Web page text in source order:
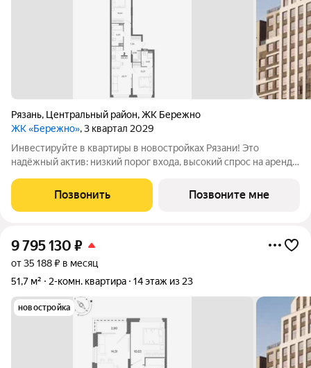
Рязань, Центральный район,ЖК Бережно
ЖК «Бережно», 3 квартал 2029
Инвестируйте в квартиры в новостройках Рязани! Это
надёжный актив: низкий порог входа, высокий спрос на аренду
Жилой квартал «Бережно» это проект класса Бизнес,
созданный с уважением к городу и
Позвонить Позвоните мне
9 795 130 ₽
от 35 188 ₽ в месяц
51,7 м²
2-комн. квартира 14 этаж из 23
новостройка